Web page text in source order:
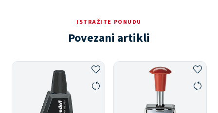
ISTRAŽITE PONUDU
Povezani artikli